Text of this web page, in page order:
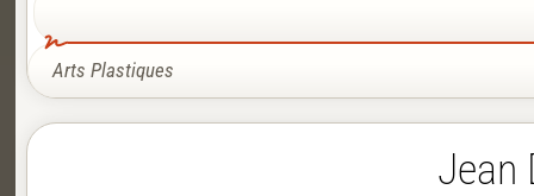
Arts Plastiques
Jean